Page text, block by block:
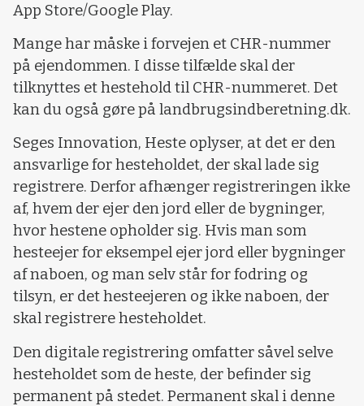
App Store/Google Play.
Mange har måske i forvejen et CHR-nummer
på ejendommen. I disse tilfælde skal der
tilknyttes et hestehold til CHR-nummeret. Det
kan du også gøre på landbrugsindberetning.dk.
Seges Innovation, Heste oplyser, at det er den
ansvarlige for hesteholdet, der skal lade sig
registrere. Derfor afhænger registreringen ikke
af, hvem der ejer den jord eller de bygninger,
hvor hestene opholder sig. Hvis man som
hesteejer for eksempel ejer jord eller bygninger
af naboen, og man selv står for fodring og
tilsyn, er det hesteejeren og ikke naboen, der
skal registrere hesteholdet.
Den digitale registrering omfatter såvel selve
hesteholdet som de heste, der befinder sig
permanent på stedet. Permanent skal i denne